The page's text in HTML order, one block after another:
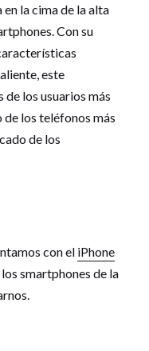
en la cima de la alta
Con su
este
los usuarios más
de los teléfonos más
de los
con el iPhone
smartphones de la